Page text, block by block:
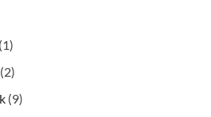
(1)
(2)
(9)